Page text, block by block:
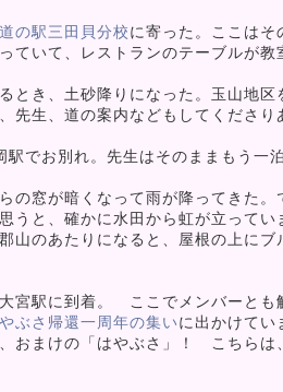
道の駅三田貝分校に寄った。ここはそ
ていて、レストランのテーブルが
とき、土砂降りになった。玉山地区
先生、道の案内などもしてくださり
でお別れ。先生はそのままもう一
の窓が暗くなって雨が降ってきた
うと、確かに水田から虹が立ってい
山のあたりになると、屋根の上にブ
宮駅に到着。 ここでメンバーとも
ぶさ帰還一周年の集いに出かけてい
おまけの「はやぶさ」！ こちらは